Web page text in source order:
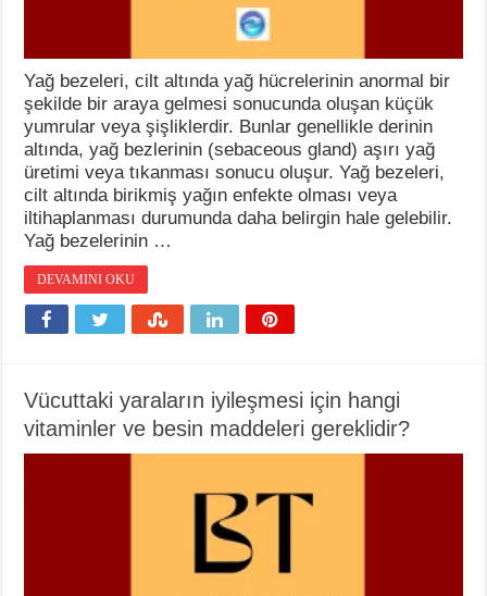
Yağ bezeleri, cilt altında yağ hücrelerinin anormal bir
şekilde bir araya gelmesi sonucunda oluşan küçük
yumrular veya şişliklerdir. Bunlar genellikle derinin
altında, yağ bezlerinin (sebaceous gland) aşırı yağ
üretimi veya tıkanması sonucu oluşur. Yağ bezeleri,
cilt altında birikmiş yağın enfekte olması veya
iltihaplanması durumunda daha belirgin hale gelebilir.
Yağ bezelerinin …
DEVAMINI OKU
Vücuttaki yaraların iyileşmesi için hangi
vitaminler ve besin maddeleri gereklidir?